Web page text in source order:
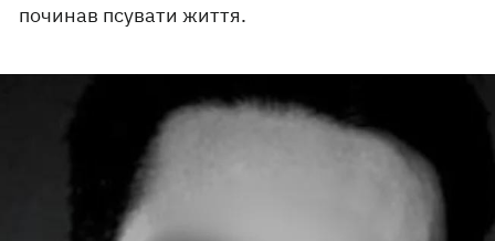
починав псувати життя.